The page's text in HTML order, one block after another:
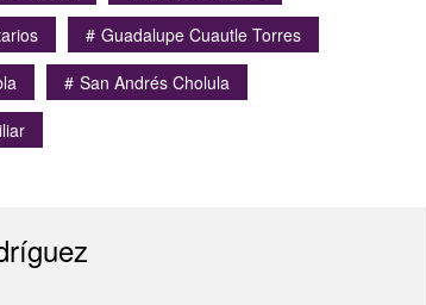
Guadalupe Cuautle Torres
San Andrés Cholula